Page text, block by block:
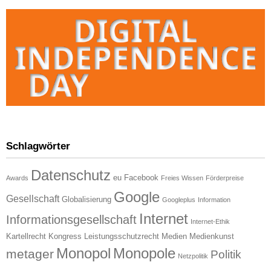
Schlagwörter
Awards Datenschutz eu Facebook Freies Wissen Förderpreise
Gesellschaft Globalisierung Google Googleplus Information
Informationsgesellschaft Internet Internet-Ethik
Kartellrecht Kongress Leistungsschutzrecht Medien Medienkunst
metager Monopol Monopole Netzpolitik Politik